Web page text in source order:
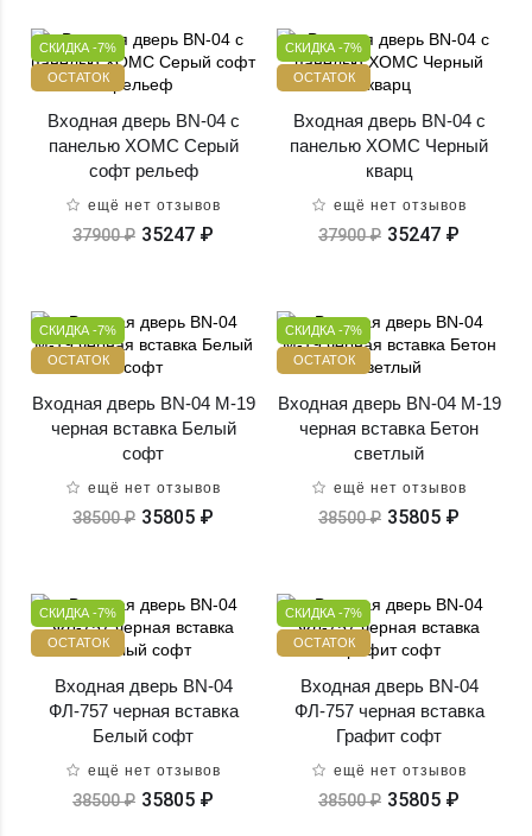
СКИДКА -7%
ОСТАТОК
Входная дверь BN-04 с
панелью ХОМС Серый
софт рельеф
ещё нет отзывов
37900 ₽ 35247 ₽
СКИДКА -7%
ОСТАТОК
Входная дверь BN-04 с
панелью ХОМС Черный
кварц
ещё нет отзывов
37900 ₽ 35247 ₽
СКИДКА -7%
ОСТАТОК
Входная дверь BN-04 М-19
черная вставка Белый
софт
ещё нет отзывов
38500 ₽ 35805 ₽
СКИДКА -7%
ОСТАТОК
Входная дверь BN-04 М-19
черная вставка Бетон
светлый
ещё нет отзывов
38500 ₽ 35805 ₽
СКИДКА -7%
ОСТАТОК
Входная дверь BN-04
ФЛ-757 черная вставка
Белый софт
ещё нет отзывов
38500 ₽ 35805 ₽
СКИДКА -7%
ОСТАТОК
Входная дверь BN-04
ФЛ-757 черная вставка
Графит софт
ещё нет отзывов
38500 ₽ 35805 ₽